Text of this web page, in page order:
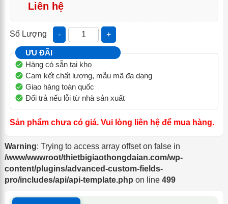
Liên hệ
Số Lượng - +
ƯU ĐÃI
Hàng có sẵn tại kho
Cam kết chất lượng, mẫu mã đa dạng
Giao hàng toàn quốc
Đổi trả nếu lỗi từ nhà sản xuất
Sản phẩm chưa có giá. Vui lòng liên hệ để mua hàng.
Warning: Trying to access array offset on false in
/www/wwwroot/thietbigiaothongdaian.com/wp-
content/plugins/advanced-custom-fields-
pro/includes/api/api-template.php on line499